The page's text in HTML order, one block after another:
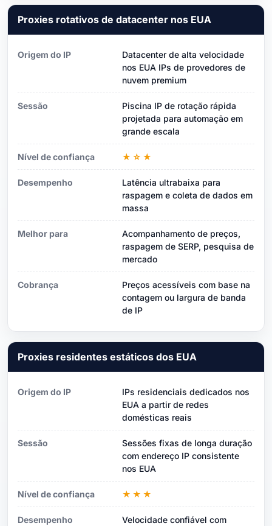
Proxies rotativos de datacenter nos EUA
Origem do IP
Datacenter de alta velocidade
nos EUA IPs de provedores de
nuvem premium
Sessão
Piscina IP de rotação rápida
projetada para automação em
grande escala
Nível de confiança ★☆★
Desempenho
Latência ultrabaixa para
raspagem e coleta de dados em
massa
Melhor para
Acompanhamento de preços,
raspagem de SERP, pesquisa de
mercado
Cobrança
Preços acessíveis com base na
contagem ou largura de banda
de IP
Proxies residentes estáticos dos EUA
Origem do IP
IPs residenciais dedicados nos
EUA a partir de redes
domésticas reais
Sessão
Sessões fixas de longa duração
com endereço IP consistente
nos EUA
Nível de confiança ★★★
Desempenho
Velocidade confiável com